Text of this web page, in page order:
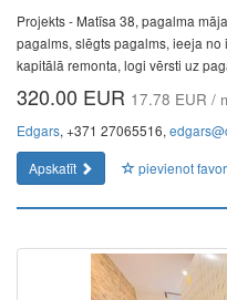
Projekts - Matīsa 38, pagalma
pagalms, slēgts pagalms, ieeja
kapitālā remonta, logi vērsti uz
320.00 EUR 17.78 EUR /
Edgars, +371 27065516,
Apskatīt
pievienot